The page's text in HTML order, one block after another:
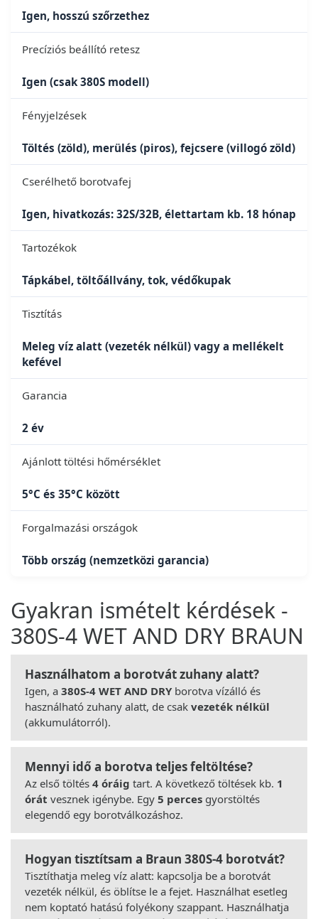
Igen, hosszú szőrzethez
Precíziós beállító retesz
Igen (csak 380S modell)
Fényjelzések
Töltés (zöld), merülés (piros), fejcsere (villogó zöld)
Cserélhető borotvafej
Igen, hivatkozás: 32S/32B, élettartam kb. 18 hónap
Tartozékok
Tápkábel, töltőállvány, tok, védőkupak
Tisztítás
Meleg víz alatt (vezeték nélkül) vagy a mellékelt
kefével
Garancia
2 év
Ajánlott töltési hőmérséklet
5°C és 35°C között
Forgalmazási országok
Több ország (nemzetközi garancia)
Gyakran ismételt kérdések -
380S-4 WET AND DRY BRAUN
Használhatom a borotvát zuhany alatt?
Igen, a 380S-4 WET AND DRY borotva vízálló és
használható zuhany alatt, de csak vezeték nélkül
(akkumulátorról).
Mennyi idő a borotva teljes feltöltése?
Az első töltés 4 óráig tart. A következő töltések kb. 1
órát vesznek igénybe. Egy 5 perces gyorstöltés
elegendő egy borotválkozáshoz.
Hogyan tisztítsam a Braun 380S-4 borotvát?
Tisztíthatja meleg víz alatt: kapcsolja be a borotvát
vezeték nélkül, és öblítse le a fejet. Használhat esetleg
nem koptató hatású folyékony szappant. Használhatja